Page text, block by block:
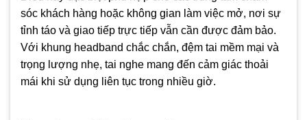
sóc khách hàng hoặc không gian làm việc mở, nơi sự
tỉnh táo và giao tiếp trực tiếp vẫn cần được đảm bảo.
Với khung headband chắc chắn, đệm tai mềm mại và
trọng lượng nhẹ, tai nghe mang đến cảm giác thoải
mái khi sử dụng liên tục trong nhiều giờ.